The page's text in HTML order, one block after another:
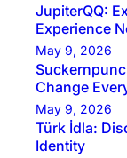
JupiterQQ:
Experience
May 9, 2026
Change
May 9, 2026
Türk İdla:
Identity